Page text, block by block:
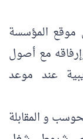
موقع المؤسسة
مع أصول
عند موعد
و المقابلة